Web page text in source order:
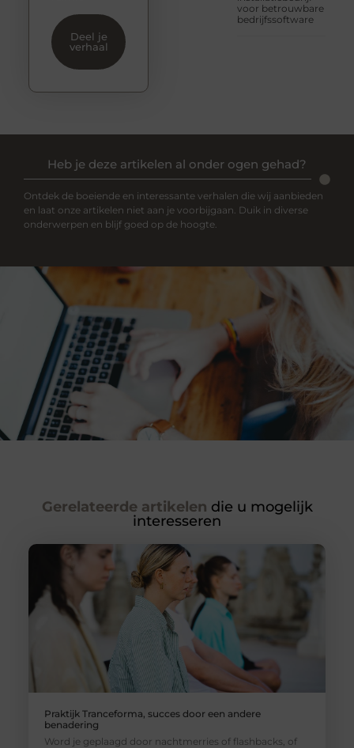
voor betrouwbare
bedrijfssoftware
Deel je
verhaal
Heb je deze artikelen al onder ogen gehad?
Ontdek de boeiende en interessante verhalen die wij aanbieden
en laat onze artikelen niet aan je voorbijgaan. Duik in diverse
onderwerpen en blijf goed op de hoogte.
Gerelateerde artikelen die u mogelijk
interesseren
Praktijk Tranceforma, succes door een andere
benadering
Word je geplaagd door nachtmerries of flashbacks, of